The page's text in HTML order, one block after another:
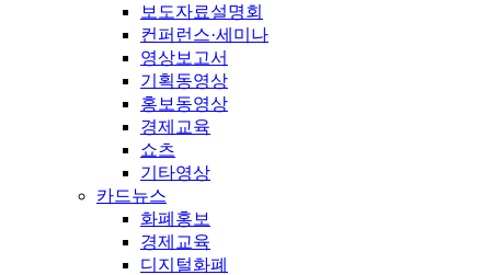
보도자료설명회
컨퍼런스·세미나
영상보고서
기획동영상
홍보동영상
경제교육
쇼츠
기타영상
카드뉴스
화폐홍보
경제교육
디지털화폐